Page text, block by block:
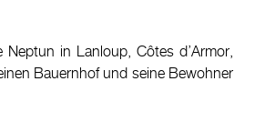
Neptun in Lanloup, Côtes d’Armor,
Bauernhof und seine Bewohner